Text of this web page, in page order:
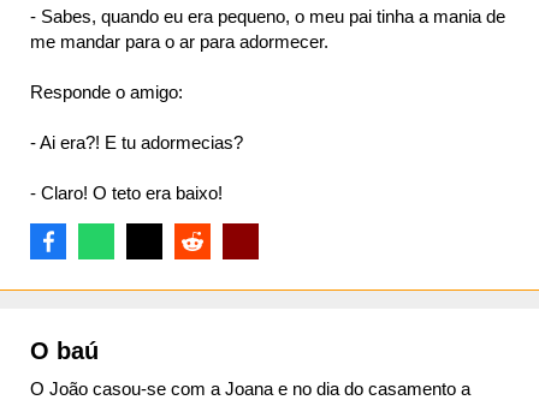
- Sabes, quando eu era pequeno, o meu pai tinha a mania de
me mandar para o ar para adormecer.
Responde o amigo:
- Ai era?! E tu adormecias?
- Claro! O teto era baixo!
O baú
O João casou-se com a Joana e no dia do casamento a